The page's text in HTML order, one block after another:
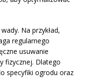
Na przykład,
regularnego
usuwanie
fizycznej. Dlatego
specyfiki ogrodu oraz